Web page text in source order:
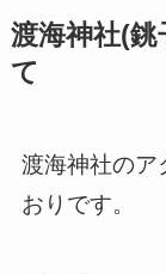
渡海神社(
て
渡海神社のア
おりです。